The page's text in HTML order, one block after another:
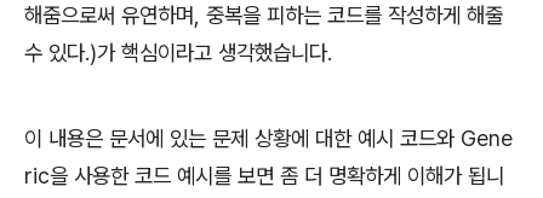
해줌으로써 유연하며, 중복을 피하는 코드를 작성하게 해줄
수 있다.)가 핵심이라고 생각했습니다.
이 내용은 문서에 있는 문제 상황에 대한 예시 코드와 Gene
ric을 사용한 코드 예시를 보면 좀 더 명확하게 이해가 됩니